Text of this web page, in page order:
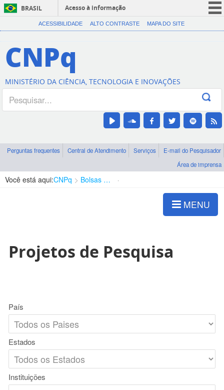
BRASIL
Acesso à informação
CORONAVÍRUS (COVID-19)
Canais
ACESSIBILIDADE ALTO CONTRASTE MAPA DO SITE
CNPq
MINISTÉRIO DA CIÊNCIA, TECNOLOGIA E INOVAÇÕES
Perguntas frequentes Central de Atendimento Serviços
E-mail do Pesquisador
Área de imprensa
Você está aqui:CNPq Bolsas e Auxílios Vigentes
MENU
Projetos de Pesquisa
País
Estados
Instituições